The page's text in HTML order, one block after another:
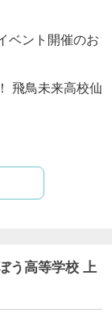
ベント開催のお
鳥未来高校仙
う高等学校 上